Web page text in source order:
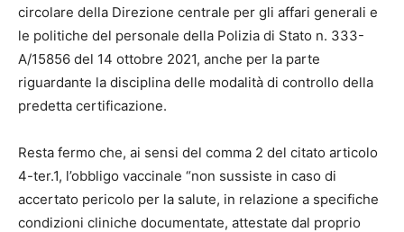
circolare della Direzione centrale per gli affari generali e
le politiche del personale della Polizia di Stato n. 333-
A/15856 del 14 ottobre 2021, anche per la parte
riguardante la disciplina delle modalità di controllo della
predetta certificazione.
Resta fermo che, ai sensi del comma 2 del citato articolo
4-ter.1, l’obbligo vaccinale “non sussiste in caso di
accertato pericolo per la salute, in relazione a specifiche
condizioni cliniche documentate, attestate dal proprio